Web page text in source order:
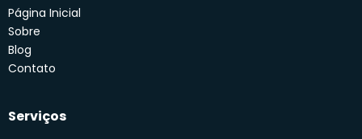
Página Inicial
Sobre
Blog
Contato
Serviços